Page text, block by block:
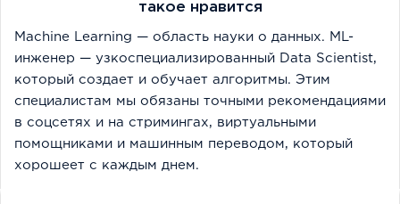
такое нравится
Machine Learning — область науки о данных. ML-
инженер — узкоспециализированный Data Scientist,
который создает и обучает алгоритмы. Этим
специалистам мы обязаны точными рекомендациями
в соцсетях и на стримингах, виртуальными
помощниками и машинным переводом, который
хорошеет с каждым днем.